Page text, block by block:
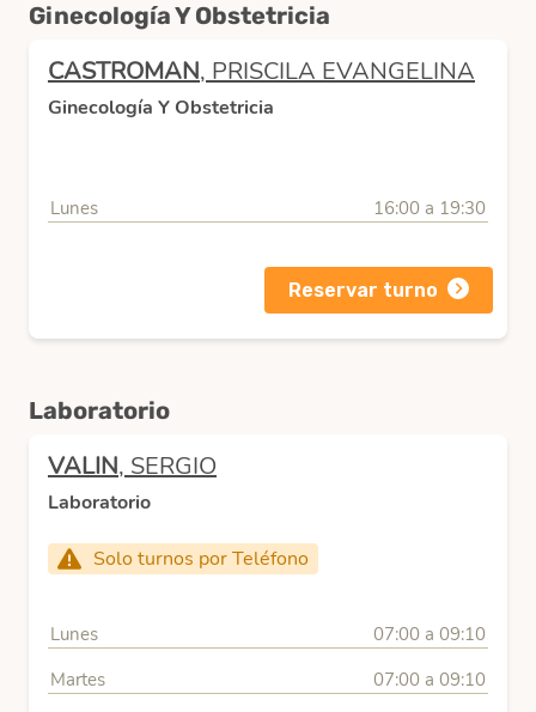
Ginecología Y Obstetricia
CASTROMAN, PRISCILA EVANGELINA
Ginecología Y Obstetricia
Lunes 16:00 a 19:30
Reservar turno
Laboratorio
VALIN, SERGIO
Laboratorio
Solo turnos por Teléfono
Lunes
07:00 a 09:10
Martes
07:00 a 09:10